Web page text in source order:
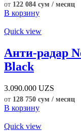
от 122 084 сум / месяц
В корзину
Quick view
Анти-радар
Black
3.090.000 UZS
от 128 750 сум / месяц
В корзину
Quick view